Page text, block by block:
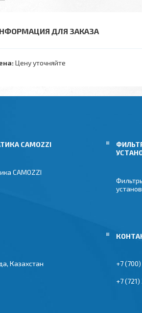
ДЛЯ ЗАКАЗА
Цену уточняйте
CAMOZZI
CAMOZZI
Казахстан +7
+7